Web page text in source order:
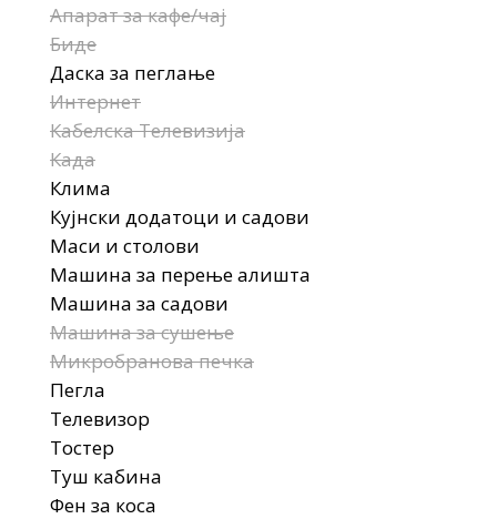
Апарат за кафе/чај
Биде
Даска за пеглање
Интернет
Кабелска Телевизија
Када
Клима
Кујнски додатоци и садови
Маси и столови
Машина за перење алишта
Машина за садови
Машина за сушење
Микробранова печка
Пегла
Телевизор
Тостер
Туш кабина
Фен за коса